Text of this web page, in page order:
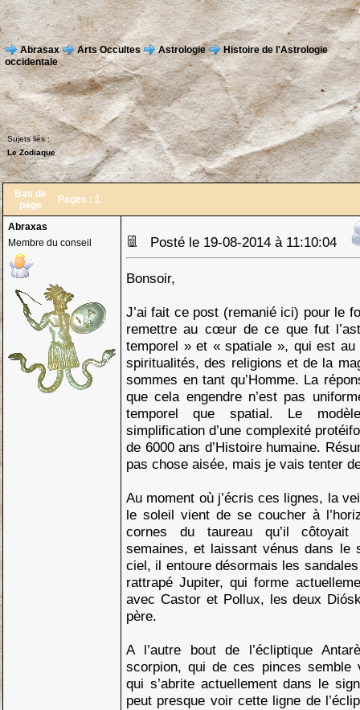
Abrasax Arts Occultes Astrologie
Histoire de l'Astrologie
occidentale
Sujets liés :
Le Zodiaque
Bas de
page
Pages : 1
Abraxas
Membre du conseil
Posté le 19-08-2014 à 11:10:04
Bonsoir,
J’ai fait ce post (remanié ici) pour le
remettre au cœur de ce que fut
temporel » et « spatiale », qui est
spiritualités, des religions et de la
sommes en tant qu’Homme. La
que cela engendre n’est pas
temporel que spatial. Le
simplification d’une complexité
de 6000 ans d’Histoire humaine.
pas chose aisée, mais je vais tenter
Au moment où j’écris ces lignes, la
le soleil vient de se coucher à
cornes du taureau qu’il côtoyait
semaines, et laissant vénus dans le
ciel, il entoure désormais les
rattrapé Jupiter, qui forme
avec Castor et Pollux, les deux
père.
A l’autre bout de l’écliptique
scorpion, qui de ces pinces semble
qui s’abrite actuellement dans le
peut presque voir cette ligne de